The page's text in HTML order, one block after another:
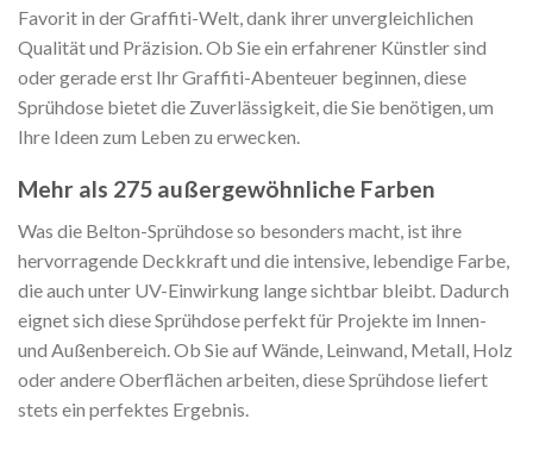
Favorit in der Graffiti-Welt, dank ihrer unvergleichlichen
Qualität und Präzision. Ob Sie ein erfahrener Künstler sind
oder gerade erst Ihr Graffiti-Abenteuer beginnen, diese
Sprühdose bietet die Zuverlässigkeit, die Sie benötigen, um
Ihre Ideen zum Leben zu erwecken.
Mehr als 275 außergewöhnliche Farben
Was die Belton-Sprühdose so besonders macht, ist ihre
hervorragende Deckkraft und die intensive, lebendige Farbe,
die auch unter UV-Einwirkung lange sichtbar bleibt. Dadurch
eignet sich diese Sprühdose perfekt für Projekte im Innen-
und Außenbereich. Ob Sie auf Wände, Leinwand, Metall, Holz
oder andere Oberflächen arbeiten, diese Sprühdose liefert
stets ein perfektes Ergebnis.